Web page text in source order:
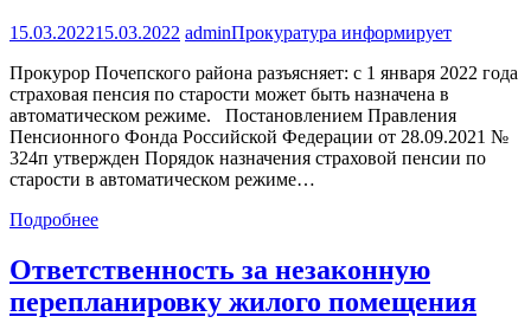
15.03.202215.03.2022 adminПрокуратура информирует
Прокурор Почепского района разъясняет: с 1 января 2022 года
страховая пенсия по старости может быть назначена в
автоматическом режиме. Постановлением Правления
Пенсионного Фонда Российской Федерации от 28.09.2021 №
324п утвержден Порядок назначения страховой пенсии по
старости в автоматическом режиме…
Подробнее
Ответственность за незаконную
перепланировку жилого помещения